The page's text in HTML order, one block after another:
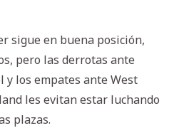
sigue en buena posición,
pero las derrotas ante
y los empates ante West
les evitan estar luchando
plazas.